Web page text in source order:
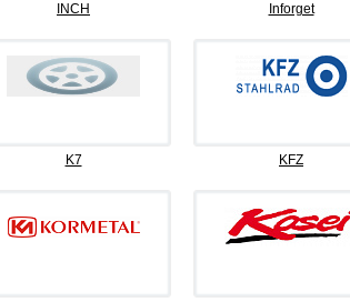
INCH Inforget
K7 KFZ